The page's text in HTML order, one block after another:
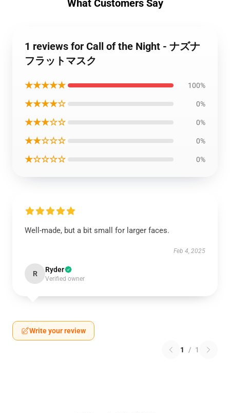
What Customers Say
1 reviews for Call of the Night - ナズナ
フラットマスク
★★★★★ 100%
★★★★☆ 0%
★★★☆☆ 0%
★★☆☆☆ 0%
★☆☆☆☆ 0%
Well-made, but a bit small for larger faces.
Feb 4, 2025
R Ryder
Verified owner
Write your review
1 / 1